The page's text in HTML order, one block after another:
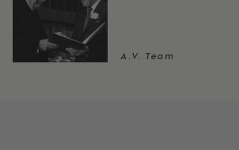
A.V. Team